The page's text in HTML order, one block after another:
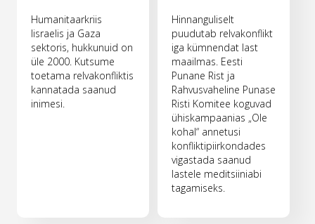
Humanitaarkriis
Iisraelis ja Gaza
sektoris, hukkunuid on
üle 2000. Kutsume
toetama relvakonfliktis
kannatada saanud
inimesi.
Hinnanguliselt
puudutab relvakonflikt
iga kümnendat last
maailmas. Eesti
Punane Rist ja
Rahvusvaheline Punase
Risti Komitee koguvad
ühiskampaanias „Ole
kohal“ annetusi
konfliktipiirkondades
vigastada saanud
lastele meditsiiniabi
tagamiseks.